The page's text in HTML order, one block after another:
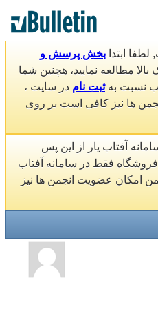
ابتدا بخش پرسش و
مطالعه نمایید، هچنین شما
نسبت بهثبت نام در سایت ،
ها نیز کافی است بر روی
آفتاب یار از این پس
فقط در سامانه آفتاب
امکان عضویت انجمن ها نیز